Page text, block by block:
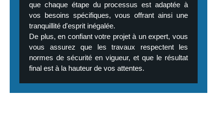
que chaque étape du processus est adaptée à
vos besoins spécifiques, vous offrant ainsi une
tranquillité d'esprit inégalée.
De plus, en confiant votre projet à un expert, vous
vous assurez que les travaux respectent les
normes de sécurité en vigueur, et que le résultat
final est à la hauteur de vos attentes.